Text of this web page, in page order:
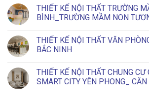
CHUNG
CƯ
VIGLACERA
PHONG
BẮC
NINH_2
NGỦ
THIẾT
KẾ
NỘI
PHÒNG
HIỆN
ĐẠI
THIẾT KẾ NỘI THẤT TRƯỜNG
BÌNH_TRƯỜNG MẦM NON
Comments
on
THIẾT
KẾ
TRƯỜNG
MẦM
NON
THIẾT KẾ NỘI THẤT VĂN
BẮC NINH
Comments
on
THIẾT
KẾ
THIẾT KẾ NỘI THẤT CHUNG CƯ
SMART CITY YÊN PHONG_ CĂN